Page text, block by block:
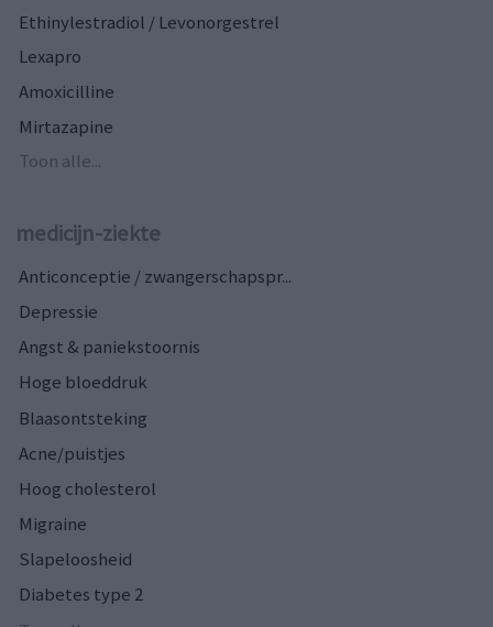
Ethinylestradiol / Levonorgestrel
Lexapro
Amoxicilline
Mirtazapine
Toon alle...
medicijn-ziekte
Anticonceptie / zwangerschapspr...
Depressie
Angst & paniekstoornis
Hoge bloeddruk
Blaasontsteking
Acne/puistjes
Hoog cholesterol
Migraine
Slapeloosheid
Diabetes type 2